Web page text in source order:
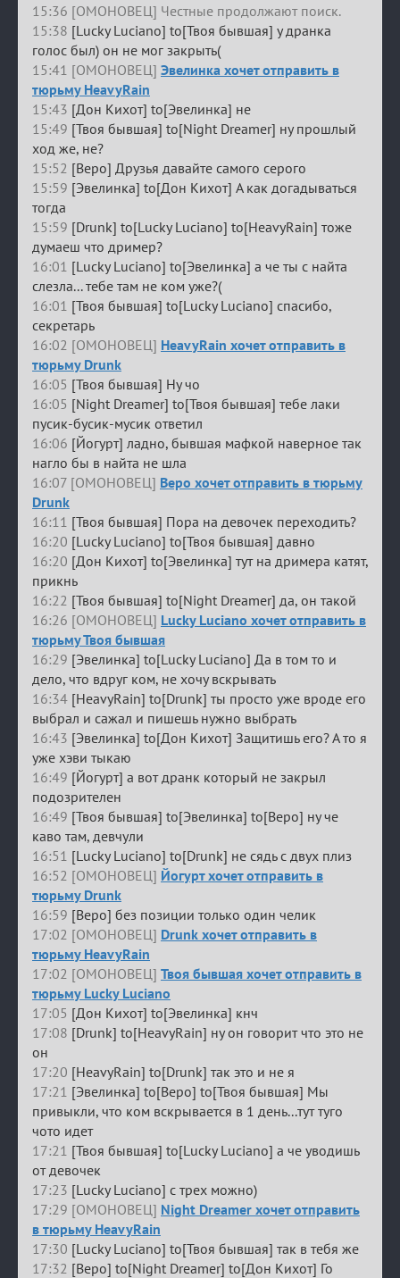
15:36 [ОМОНОВЕЦ] Честные продолжают поиск.
15:38 [Lucky Luciano] to[Твоя бывшая] у дранка
голос был) он не мог закрыть(
15:41 [ОМОНОВЕЦ] Эвелинка хочет отправить в
тюрьму HeavyRain
15:43 [Дон Кихот] to[Эвелинка] не
15:49 [Твоя бывшая] to[Night Dreamer] ну прошлый
ход же, не?
15:52 [Веро] Друзья давайте самого серого
15:59 [Эвелинка] to[Дон Кихот] А как догадываться
тогда
15:59 [Drunk] to[Lucky Luciano] to[HeavyRain] тоже
думаеш что дример?
16:01 [Lucky Luciano] to[Эвелинка] а че ты с найта
слезла... тебе там не ком уже?(
16:01 [Твоя бывшая] to[Lucky Luciano] спасибо,
секретарь
16:02 [ОМОНОВЕЦ] HeavyRain хочет отправить в
тюрьму Drunk
16:05 [Твоя бывшая] Ну чо
16:05 [Night Dreamer] to[Твоя бывшая] тебе лаки
пусик-бусик-мусик ответил
16:06 [Йогурт] ладно, бывшая мафкой наверное так
нагло бы в найта не шла
16:07 [ОМОНОВЕЦ] Веро хочет отправить в тюрьму
Drunk
16:11 [Твоя бывшая] Пора на девочек переходить?
16:20 [Lucky Luciano] to[Твоя бывшая] давно
16:20 [Дон Кихот] to[Эвелинка] тут на дримера катят,
прикнь
16:22 [Твоя бывшая] to[Night Dreamer] да, он такой
16:26 [ОМОНОВЕЦ] Lucky Luciano хочет отправить в
тюрьму Твоя бывшая
16:29 [Эвелинка] to[Lucky Luciano] Да в том то и
дело, что вдруг ком, не хочу вскрывать
16:34 [HeavyRain] to[Drunk] ты просто уже вроде его
выбрал и сажал и пишешь нужно выбрать
16:43 [Эвелинка] to[Дон Кихот] Защитишь его? А то я
уже хэви тыкаю
16:49 [Йогурт] а вот дранк который не закрыл
подозрителен
16:49 [Твоя бывшая] to[Эвелинка] to[Веро] ну че
каво там, девчули
16:51 [Lucky Luciano] to[Drunk] не сядь с двух плиз
16:52 [ОМОНОВЕЦ] Йогурт хочет отправить в
тюрьму Drunk
16:59 [Веро] без позиции только один челик
17:02 [ОМОНОВЕЦ] Drunk хочет отправить в
тюрьму HeavyRain
17:02 [ОМОНОВЕЦ] Твоя бывшая хочет отправить в
тюрьму Lucky Luciano
17:05 [Дон Кихот] to[Эвелинка] кнч
17:08 [Drunk] to[HeavyRain] ну он говорит что это не
он
17:20 [HeavyRain] to[Drunk] так это и не я
17:21 [Эвелинка] to[Веро] to[Твоя бывшая] Мы
привыкли, что ком вскрывается в 1 день...тут туго
чото идет
17:21 [Твоя бывшая] to[Lucky Luciano] а че уводишь
от девочек
17:23 [Lucky Luciano] с трех можно)
17:29 [ОМОНОВЕЦ] Night Dreamer хочет отправить
в тюрьму HeavyRain
17:30 [Lucky Luciano] to[Твоя бывшая] так в тебя же
17:32 [Веро] to[Night Dreamer] to[Дон Кихот] Го